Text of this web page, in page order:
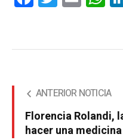
ANTERIOR NOTICIA
Florencia Rolandi,
hacer una